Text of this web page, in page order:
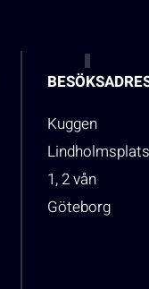
Kuggen
1, 2 vån
Göteborg